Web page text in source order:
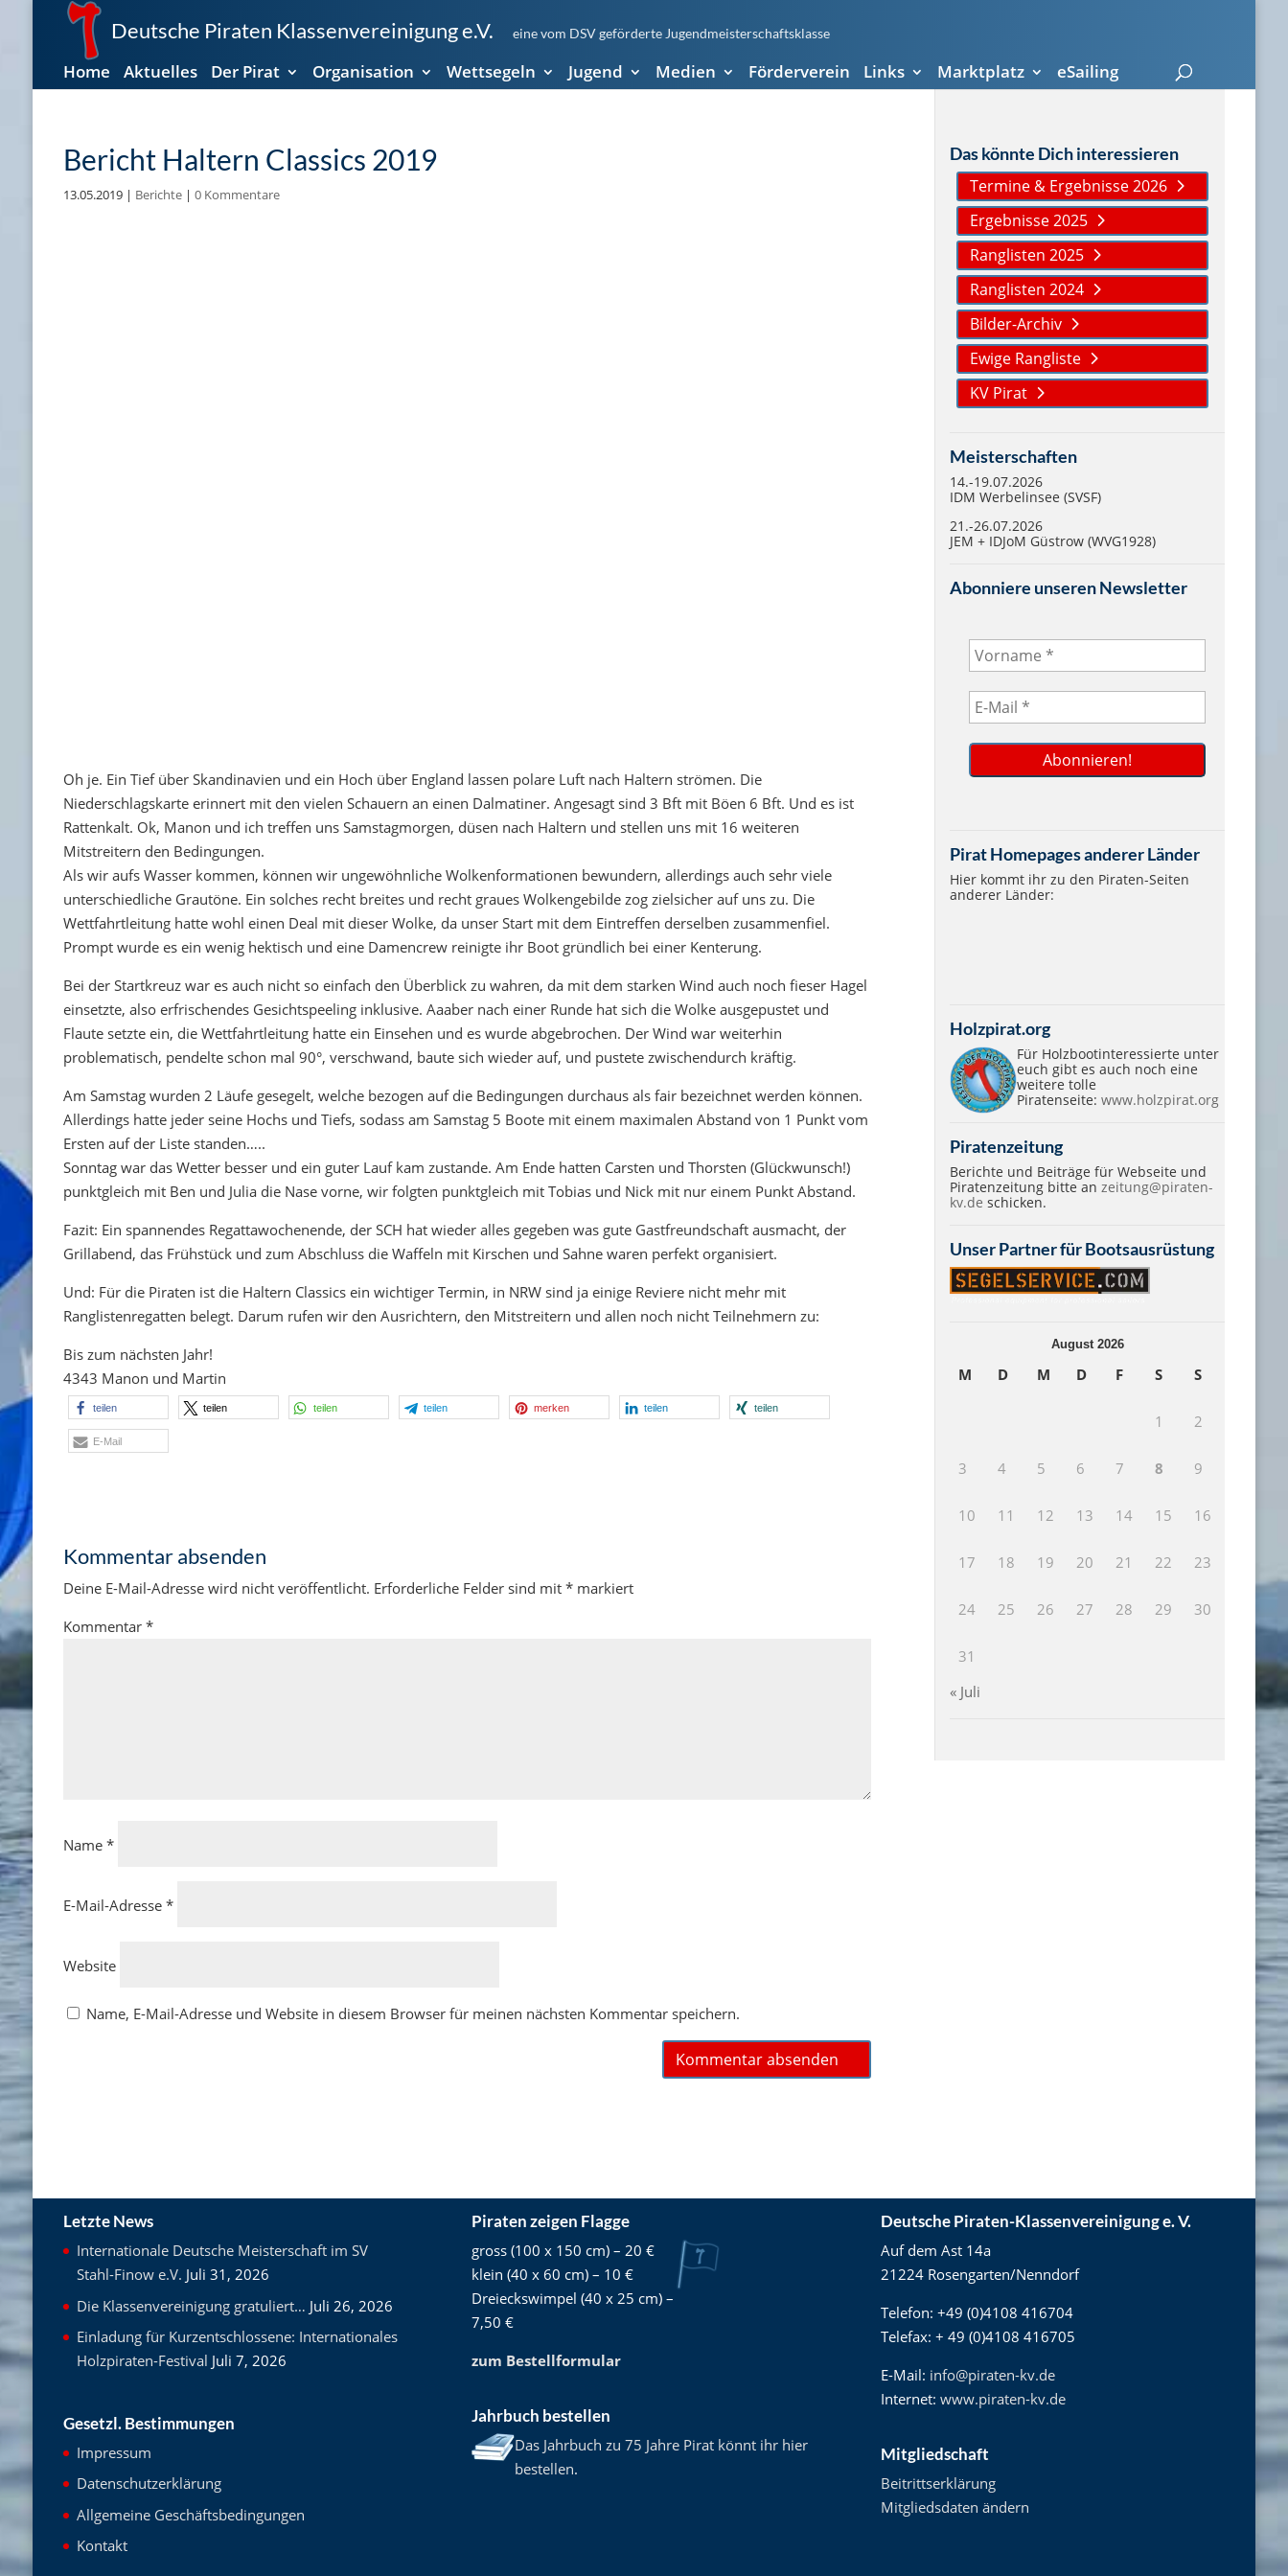
Deutsche Piraten Klassenvereinigung e.V. eine vom DSV geförderte Jugendmeisterschaftsklasse
Home Aktuelles Der Pirat Organisation Wettsegeln Jugend Medien Förderverein Links Marktplatz eSailing
Bericht Haltern Classics 2019
13.05.2019| Berichte| 0 Kommentare
Oh je. Ein Tief über Skandinavien und ein Hoch über England lassen polare Luft nach Haltern strömen. Die
Niederschlagskarte erinnert mit den vielen Schauern an einen Dalmatiner. Angesagt sind 3 Bft mit Böen 6 Bft. Und es ist
Rattenkalt. Ok, Manon und ich treffen uns Samstagmorgen, düsen nach Haltern und stellen uns mit 16 weiteren
Mitstreitern den Bedingungen.
Als wir aufs Wasser kommen, können wir ungewöhnliche Wolkenformationen bewundern, allerdings auch sehr viele
unterschiedliche Grautöne. Ein solches recht breites und recht graues Wolkengebilde zog zielsicher auf uns zu. Die
Wettfahrtleitung hatte wohl einen Deal mit dieser Wolke, da unser Start mit dem Eintreffen derselben zusammenfiel.
Prompt wurde es ein wenig hektisch und eine Damencrew reinigte ihr Boot gründlich bei einer Kenterung.
Bei der Startkreuz war es auch nicht so einfach den Überblick zu wahren, da mit dem starken Wind auch noch fieser Hagel
einsetzte, also erfrischendes Gesichtspeeling inklusive. Aaaber nach einer Runde hat sich die Wolke ausgepustet und
Flaute setzte ein, die Wettfahrtleitung hatte ein Einsehen und es wurde abgebrochen. Der Wind war weiterhin
problematisch, pendelte schon mal 90°, verschwand, baute sich wieder auf, und pustete zwischendurch kräftig.
Am Samstag wurden 2 Läufe gesegelt, welche bezogen auf die Bedingungen durchaus als fair bezeichnet werden können.
Allerdings hatte jeder seine Hochs und Tiefs, sodass am Samstag 5 Boote mit einem maximalen Abstand von 1 Punkt vom
Ersten auf der Liste standen…..
Sonntag war das Wetter besser und ein guter Lauf kam zustande. Am Ende hatten Carsten und Thorsten (Glückwunsch!)
punktgleich mit Ben und Julia die Nase vorne, wir folgten punktgleich mit Tobias und Nick mit nur einem Punkt Abstand.
Fazit: Ein spannendes Regattawochenende, der SCH hat wieder alles gegeben was gute Gastfreundschaft ausmacht, der
Grillabend, das Frühstück und zum Abschluss die Waffeln mit Kirschen und Sahne waren perfekt organisiert.
Und: Für die Piraten ist die Haltern Classics ein wichtiger Termin, in NRW sind ja einige Reviere nicht mehr mit
Ranglistenregatten belegt. Darum rufen wir den Ausrichtern, den Mitstreitern und allen noch nicht Teilnehmern zu:
Bis zum nächsten Jahr!
4343 Manon und Martin
teilen teilen teilen teilen merken teilen teilen
E-Mail
Kommentar absenden
Deine E-Mail-Adresse wird nicht veröffentlicht. Erforderliche Felder sind mit *markiert
Kommentar *
Name *
E-Mail-Adresse *
Website
Name, E-Mail-Adresse und Website in diesem Browser für meinen nächsten Kommentar speichern.
Das könnte Dich interessieren
Termine & Ergebnisse 2026
Ergebnisse 2025
Ranglisten 2025
Ranglisten 2024
Bilder-Archiv
Ewige Rangliste
KV Pirat
Meisterschaften
14.-19.07.2026
IDM Werbelinsee (SVSF)
21.-26.07.2026
JEM + IDJoM Güstrow (WVG1928)
Abonniere unseren Newsletter
Pirat Homepages anderer Länder
Hier kommt ihr zu den Piraten-Seiten
anderer Länder:
Holzpirat.org
Für Holzbootinteressierte unter
euch gibt es auch noch eine
weitere tolle
Piratenseite:www.holzpirat.org
Piratenzeitung
Berichte und Beiträge für Webseite und
Piratenzeitung bitte anzeitung@piraten-
kv.de schicken.
Unser Partner für Bootsausrüstung
August 2026
M D M D F S S
1 2
3 4 5 6 7 8 9
10 11 12 13 14 15 16
17 18 19 20 21 22 23
24 25 26 27 28 29 30
31
« Juli
Letzte News
Internationale Deutsche Meisterschaft im SV
Stahl-Finow e.V. Juli 31, 2026
Die Klassenvereinigung gratuliert… Juli 26, 2026
Einladung für Kurzentschlossene: Internationales
Holzpiraten-Festival Juli 7, 2026
Gesetzl. Bestimmungen
Impressum
Datenschutzerklärung
Allgemeine Geschäftsbedingungen
Kontakt
Piraten zeigen Flagge
gross (100 x 150 cm) – 20 €
klein (40 x 60 cm) – 10 €
Dreieckswimpel (40 x 25 cm) –
7,50 €
zum Bestellformular
Jahrbuch bestellen
Das Jahrbuch zu 75 Jahre Pirat könnt ihr hier
bestellen.
Deutsche Piraten-Klassenvereinigung e. V.
Auf dem Ast 14a
21224 Rosengarten/Nenndorf
Telefon: +49 (0)4108 416704
Telefax: + 49 (0)4108 416705
E-Mail: info@piraten-kv.de
Internet: www.piraten-kv.de
Mitgliedschaft
Beitrittserklärung
Mitgliedsdaten ändern